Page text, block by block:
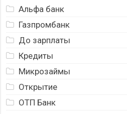
Альфа банк
Газпромбанк
До зарплаты
Кредиты
Микрозаймы
Открытие
ОТП Банк